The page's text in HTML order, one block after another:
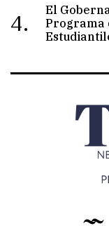
4.
El
Programa